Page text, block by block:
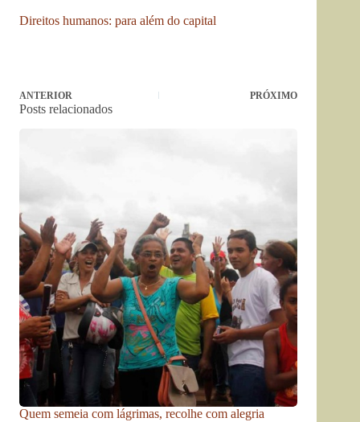
Direitos humanos: para além do capital
ANTERIOR PRÓXIMO
Posts relacionados
Quem semeia com lágrimas, recolhe com alegria